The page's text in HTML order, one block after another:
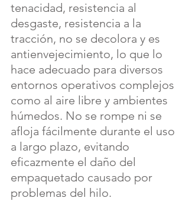
tenacidad, resistencia al
desgaste, resistencia a la
tracción, no se decolora y es
antienvejecimiento, lo que lo
hace adecuado para diversos
entornos operativos complejos
como al aire libre y ambientes
húmedos. No se rompe ni se
afloja fácilmente durante el uso
a largo plazo, evitando
eficazmente el daño del
empaquetado causado por
problemas del hilo.